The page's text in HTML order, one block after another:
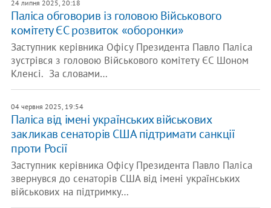
24 липня 2025, 20:18
Паліса обговорив із головою Військового
комітету ЄС розвиток «оборонки»
Заступник керівника Офісу Президента Павло Паліса
зустрівся з головою Військового комітету ЄС Шоном
Кленсі. За словами…
04 червня 2025, 19:54
Паліса від імені українських військових
закликав сенаторів США підтримати санкції
проти Росії
Заступник керівника Офісу Президента Павло Паліса
звернувся до сенаторів США від імені українських
військових на підтримку…